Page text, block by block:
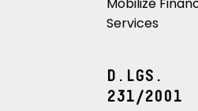
Mobilize
Services
D.LGS.
231/2001